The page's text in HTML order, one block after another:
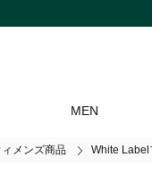
MEN
メンズ商品 White Label